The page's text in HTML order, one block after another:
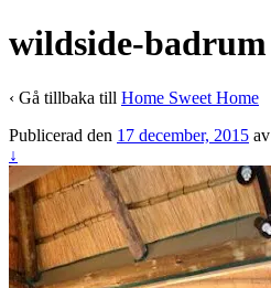
wildside-badrum
‹ Gå tillbaka till Home Sweet Home
Publicerad den 17 december, 2015 av
↓